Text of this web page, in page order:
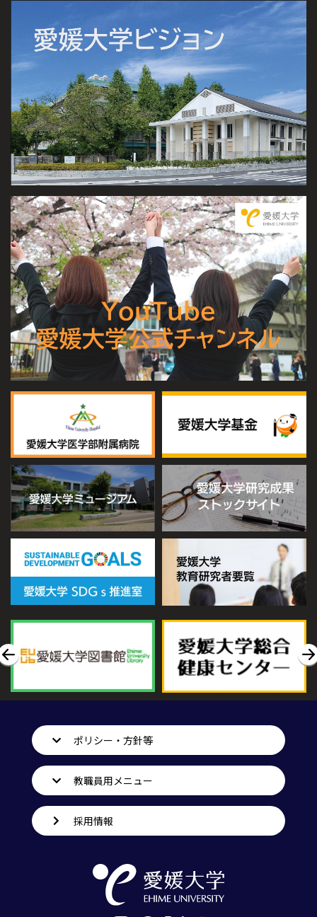
ポリシー・方針等
教職員用メニュー
採用情報